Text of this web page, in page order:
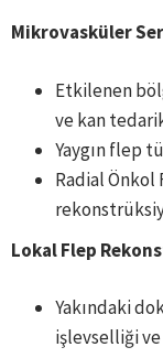
Mikrovasküler
Etkilenen
ve kan
Yaygın flep
Radial Önkol
Lokal Flep
Yakındaki
işlevselliği